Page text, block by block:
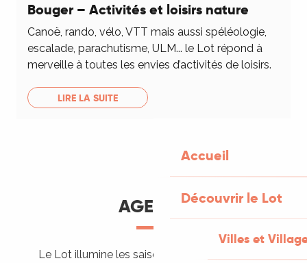
Accueil
Découvrir le Lot
Villes et
Bouger – Activités et loisirs nature
Canoë, rando, vélo, VTT mais aussi spéléologie,
escalade, parachutisme, ULM... le Lot répond à
merveille à toutes les envies d’activités de loisirs.
LIRE LA SUITE
AGENDA
Le Lot illumine les saisons de ses animations :